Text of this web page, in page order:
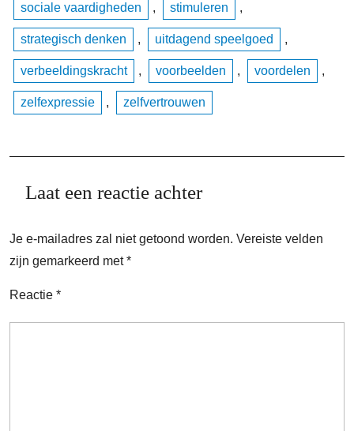
sociale vaardigheden , stimuleren ,
strategisch denken , uitdagend speelgoed ,
verbeeldingskracht , voorbeelden , voordelen ,
zelfexpressie , zelfvertrouwen
Laat een reactie achter
Je e-mailadres zal niet getoond worden. Vereiste velden
zijn gemarkeerd met*
Reactie *